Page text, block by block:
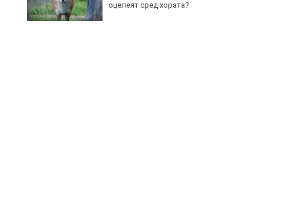
оцелеят сред хората?